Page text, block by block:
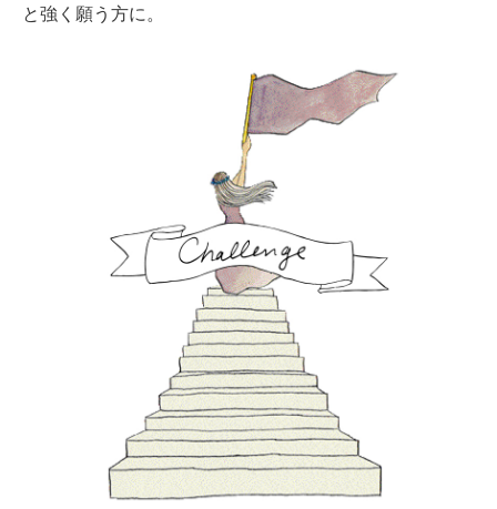
と強く願う方に。